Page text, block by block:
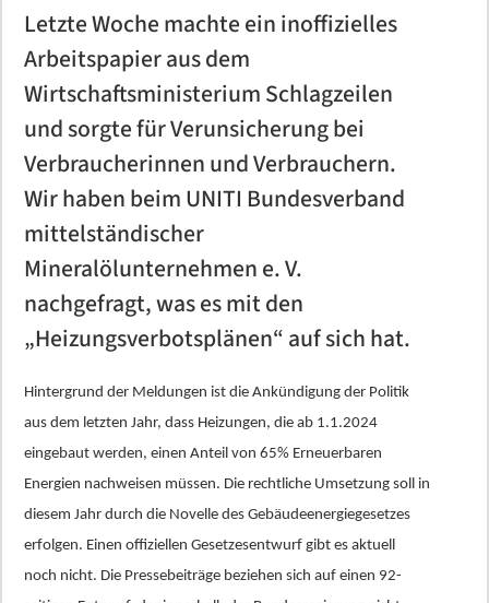
Letzte Woche machte ein inoffizielles
Arbeitspapier aus dem
Wirtschaftsministerium Schlagzeilen
und sorgte für Verunsicherung bei
Verbraucherinnen und Verbrauchern.
Wir haben beim UNITI Bundesverband
mittelständischer
Mineralölunternehmen e. V.
nachgefragt, was es mit den
„Heizungsverbotsplänen“ auf sich hat.
Hintergrund der Meldungen ist die Ankündigung der Politik
aus dem letzten Jahr, dass Heizungen, die ab 1.1.2024
eingebaut werden, einen Anteil von 65% Erneuerbaren
Energien nachweisen müssen. Die rechtliche Umsetzung soll in
diesem Jahr durch die Novelle des Gebäudeenergiegesetzes
erfolgen. Einen offiziellen Gesetzesentwurf gibt es aktuell
noch nicht. Die Pressebeiträge beziehen sich auf einen 92-
Kontakt
Tarifrechner
Liefergebiet
Wechseltipps
Kundenportal
Zählerstand Strom melden
Stromkennzeichnung
Stromkosten Wasserschaden
Kontakt
Kundenportal
Zählerstand Erdgas melden
FAQ
Kontakt
Kontakt
Kraftstoffpreise und Steuern
Tipps und Infos
Bio-Methan / Autogas
Kontakt
Heizungen
Planung & Installation
Contracting
Ansprechpartner
Bäder
Trinkwassercheck
Kontakt
Energieberatung
Luftdichtheit (Blower-Door-Test)
Baubegleitung
Kontakt
Photovoltaik
LNG
Tankkarte beantragen
Wir bauen Ihre Tankstelle
Service
24h Notdienst
Kontakt
LNG
FAQ
Wir bauen Ihre Tankstelle
Sicherheits-<br />Datenblätter und
Produktinformationen
Kontakt
KFZ Schmierstoffe
Land- und Baumaschinen
Industrieschmierstoff
Spezialitäten
Kontakt
Kontakt
AVIA Strom DailyActive
Wechseltipps
Windkraft
Stromkennzeichnung
Kundenportal
Zählerstand Strom melden
FAQ
Kontakt
AVIA Erdgas
Zählerstand Erdgas melden
Liefergebiet
FAQ
Kontakt
AVIA Flüsterpellets
Kontakt
Heizungen
Bauträger Referenzen
Kontakt
Contracting
Bäder
Trinkwassercheck
Projekte vorher-nachher
Kontakt
E-Mobility
future:fuels@work
Autark in der Energieversorgung
BERGMÜLLER + SCHREIBER - Erlangen